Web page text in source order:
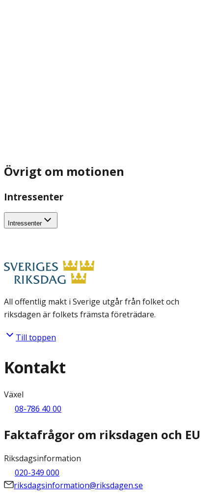
Övrigt om motionen
Intressenter
Intressenter
All offentlig makt i Sverige utgår från folket och
riksdagen är folkets främsta företrädare.
Till toppen
Kontakt
Växel
08-786 40 00
Faktafrågor om riksdagen och EU
Riksdagsinformation
020-349 000
riksdagsinformation@riksdagen.se